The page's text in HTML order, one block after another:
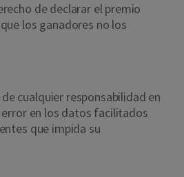
de declarar el premio
los ganadores no los
cualquier responsabilidad en
en los datos facilitados
que impida su